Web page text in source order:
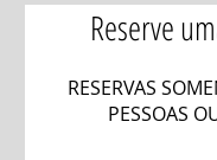
Reserve
RESERVAS
PESSOAS